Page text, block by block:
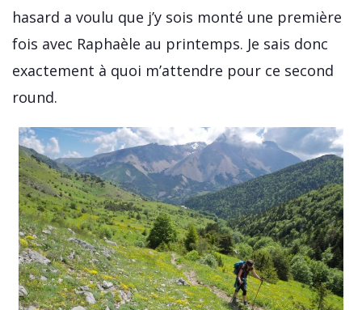
hasard a voulu que j’y sois monté une première
fois avec Raphaèle au printemps. Je sais donc
exactement à quoi m’attendre pour ce second
round.